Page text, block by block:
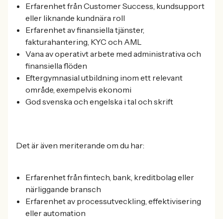
Erfarenhet från Customer Success, kundsupport
eller liknande kundnära roll
Erfarenhet av finansiella tjänster,
fakturahantering, KYC och AML
Vana av operativt arbete med administrativa och
finansiella flöden
Eftergymnasial utbildning inom ett relevant
område, exempelvis ekonomi
God svenska och engelska i tal och skrift
Det är även meriterande om du har:
Erfarenhet från fintech, bank, kreditbolag eller
närliggande bransch
Erfarenhet av processutveckling, effektivisering
eller automation